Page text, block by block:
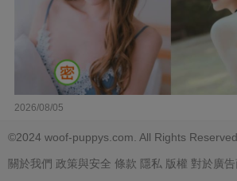
2026/08/05
©2024 woof-puppys.com. All Rights
關於我們 政策與安全 條款 隱私 版權 對於廣告